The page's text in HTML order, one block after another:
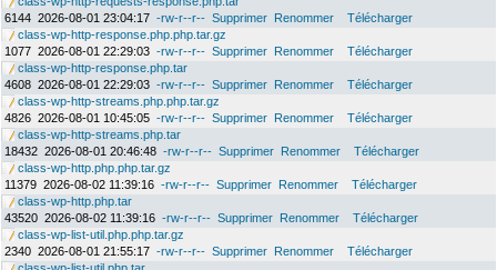
6144 2026-08-01 23:04:17 -rw-r--r-- Supprimer Renommer
Télécharger
class-wp-http-response.php.php.tar.gz
1077 2026-08-01 22:29:03 -rw-r--r-- Supprimer Renommer
Télécharger
class-wp-http-response.php.tar
4608 2026-08-01 22:29:03 -rw-r--r-- Supprimer Renommer
Télécharger
class-wp-http-streams.php.php.tar.gz
4826 2026-08-01 10:45:05 -rw-r--r-- Supprimer Renommer
Télécharger
class-wp-http-streams.php.tar
18432 2026-08-01 20:46:48 -rw-r--r-- Supprimer Renommer
Télécharger
class-wp-http.php.php.tar.gz
11379 2026-08-02 11:39:16 -rw-r--r-- Supprimer Renommer
Télécharger
class-wp-http.php.tar
43520 2026-08-02 11:39:16 -rw-r--r-- Supprimer Renommer
Télécharger
class-wp-list-util.php.php.tar.gz
2340 2026-08-01 21:55:17 -rw-r--r-- Supprimer Renommer
Télécharger